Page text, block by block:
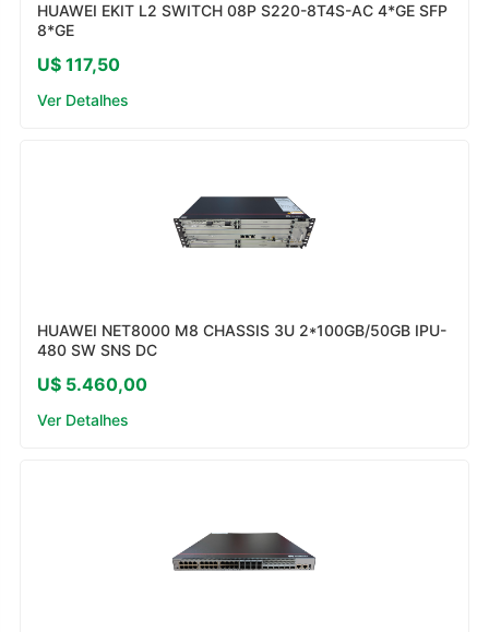
HUAWEI EKIT L2 SWITCH 08P S220-8T4S-AC 4*GE SFP
8*GE
U$ 117,50
Ver Detalhes
HUAWEI NET8000 M8 CHASSIS 3U 2*100GB/50GB IPU-
480 SW SNS DC
U$ 5.460,00
Ver Detalhes